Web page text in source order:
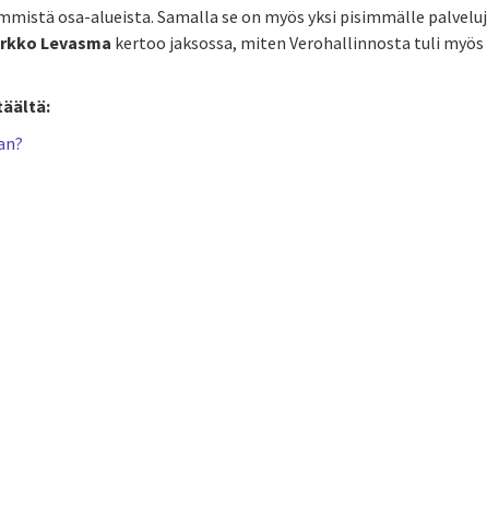
osa-alueista. Samalla se on myös yksi pisimmälle
Levasma kertoo jaksossa, miten Verohallinnosta tuli
Print